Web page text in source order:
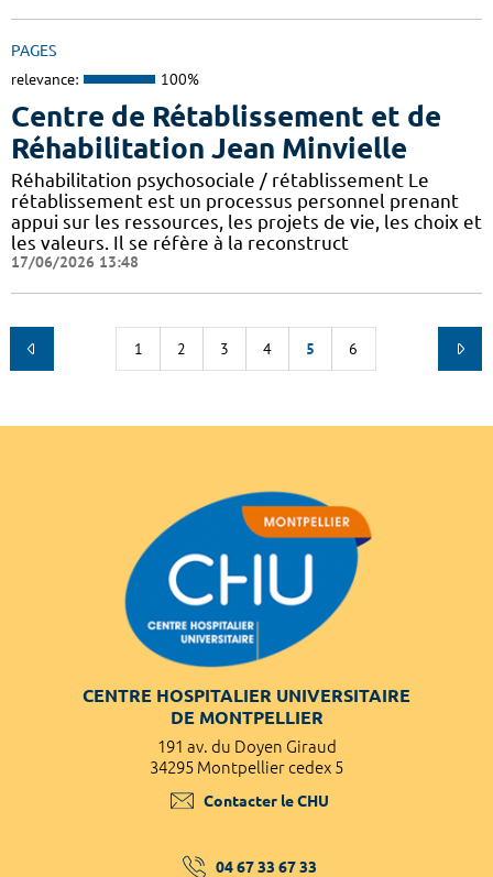
PAGES
relevance: 100%
Centre de Rétablissement et de
Réhabilitation Jean Minvielle
Réhabilitation psychosociale / rétablissement Le
rétablissement est un processus personnel prenant
appui sur les ressources, les projets de vie, les choix et
les valeurs. Il se réfère à la reconstruct
17/06/2026 13:48
1 2 3 4 5 6
CENTRE HOSPITALIER UNIVERSITAIRE
DE MONTPELLIER
191 av. du Doyen Giraud
34295 Montpellier cedex 5
Contacter le CHU
04 67 33 67 33